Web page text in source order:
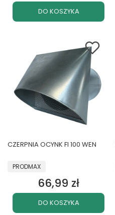
DO KOSZYKA
CZERPNIA OCYNK FI 100 WEN
PRODUCENT
PRODMAX
Cena
66,99 zł
DO KOSZYKA